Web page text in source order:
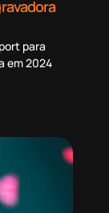
para
em 2024